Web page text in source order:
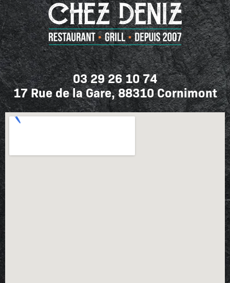
03 29 26 10 74
17 Rue de la Gare, 88310 Cornimont